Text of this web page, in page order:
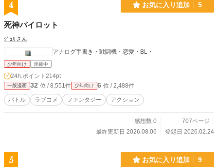
4 お気に入り追加 5
死神パイロット
ｼﾞｭﾘさん
アナログ手書き・戦闘機・恋愛・BL・
少年向け 連載中
24h.ポイント 214pt
一般漫画 32 位 / 8,551件 少年向け 6 位 / 2,488件
バトル ラブコメ ファンタジー アクション
感想数 0
707ページ
最終更新日 2026.08.06
登録日 2026.02.24
5 お気に入り追加 9